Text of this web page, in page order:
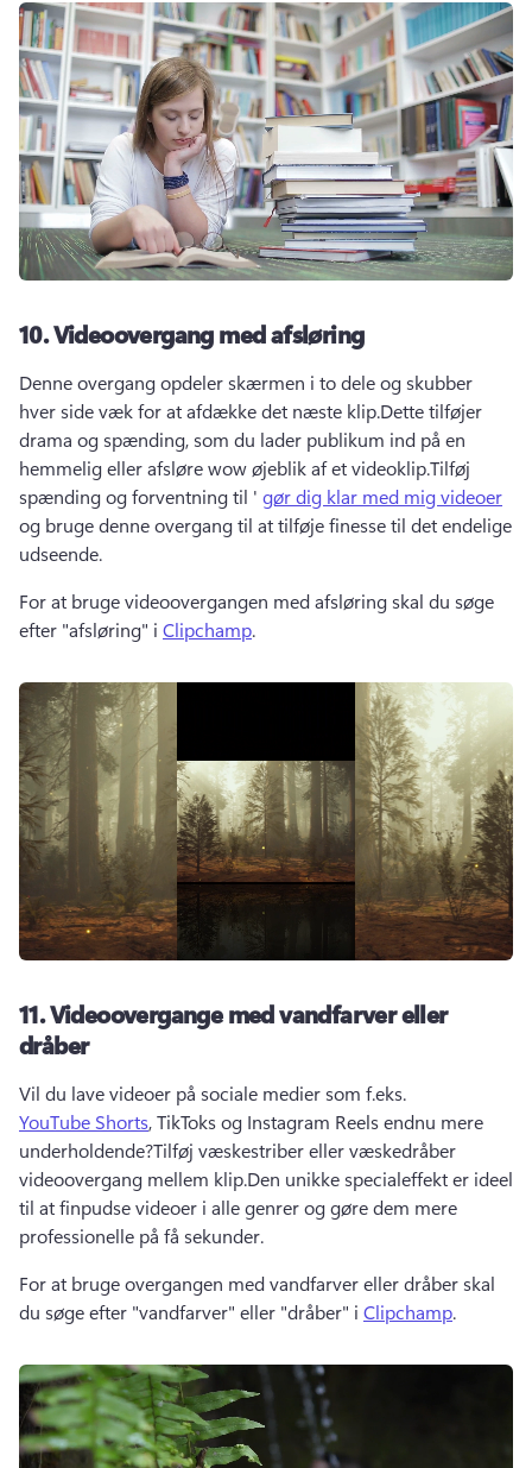
10.Videoovergang med afsløring
Denne overgang opdeler skærmen i to dele og skubber
hver side væk for at afdække det næste klip.Dette tilføjer
drama og spænding, som du lader publikum ind på en
hemmelig eller afsløre wow øjeblik af et videoklip.Tilføj
spænding og forventning til ' gør dig klar med mig videoer
og bruge denne overgang til at tilføje finesse til det endelige
udseende.
For at bruge videoovergangen med afsløring skal du søge
efter "afsløring" i Clipchamp.
11.Videoovergange med vandfarver eller
dråber
Vil du lave videoer på sociale medier som f.eks.
YouTube Shorts, TikToks og Instagram Reels endnu mere
underholdende?Tilføj væskestriber eller væskedråber
videoovergang mellem klip.Den unikke specialeffekt er ideel
til at finpudse videoer i alle genrer og gøre dem mere
professionelle på få sekunder.
For at bruge overgangen med vandfarver eller dråber skal
du søge efter "vandfarver" eller "dråber" i Clipchamp.